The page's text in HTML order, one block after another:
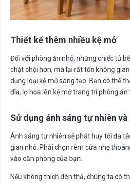
Thiết kế thêm nhiều kệ mở
Đối với phòng ăn nhỏ, những chiếc tủ
chật chội hơn, mà lại rất tốn không
dụng loại kệ mở sáng tạo. Bạn có thể
đĩa, lọ hoa lên kệ mở trang trí phòng
Sử dụng ánh sáng tự nhiên và
Ánh sáng tự nhiên sẽ phát huy tối đa
gian nhỏ. Phải chọn rèm cửa nhẹ
vào căn phòng của bạn.
Nếu không thích đèn thả, chúng ta có